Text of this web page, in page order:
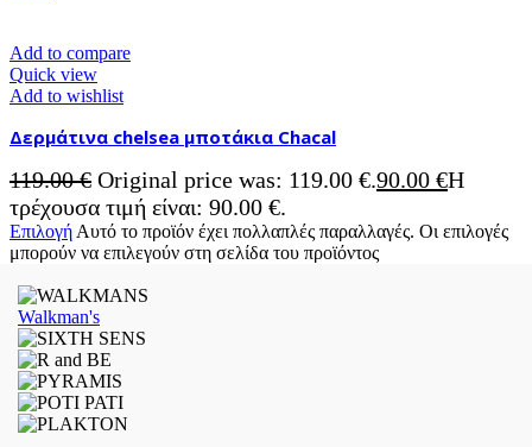
Add to compare
Quick view
Add to wishlist
Δερμάτινα chelsea μποτάκια Chacal
119.00€ Original price was: 119.00 €.90.00 €Η
τρέχουσα τιμή είναι: 90.00 €.
Επιλογή Αυτό το προϊόν έχει πολλαπλές παραλλαγές. Οι επιλογές
μπορούν να επιλεγούν στη σελίδα του προϊόντος
Walkman's